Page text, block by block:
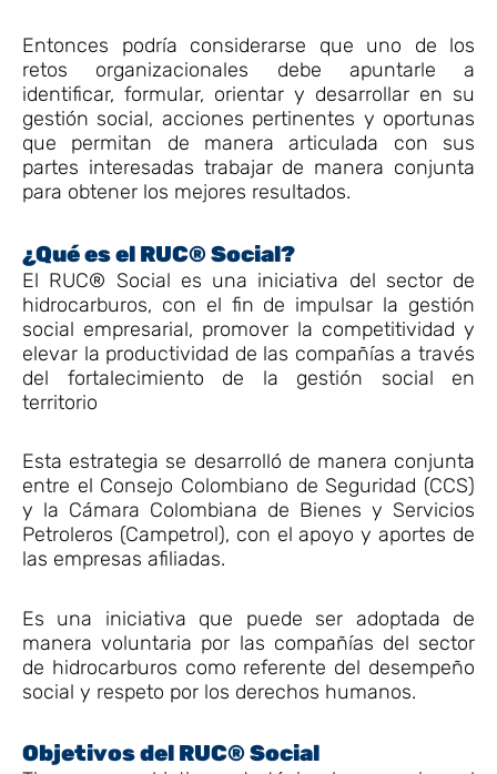
Entonces podría considerarse que uno de los
retos organizacionales debe apuntarle a
identificar, formular, orientar y desarrollar en su
gestión social, acciones pertinentes y oportunas
que permitan de manera articulada con sus
partes interesadas trabajar de manera conjunta
para obtener los mejores resultados.
¿Qué es el RUC® Social?
El RUC® Social es una iniciativa del sector de
hidrocarburos, con el fin de impulsar la gestión
social empresarial, promover la competitividad y
elevar la productividad de las compañías a través
del fortalecimiento de la gestión social en
territorio
Esta estrategia se desarrolló de manera conjunta
entre el Consejo Colombiano de Seguridad (CCS)
y la Cámara Colombiana de Bienes y Servicios
Petroleros (Campetrol), con el apoyo y aportes de
las empresas afiliadas.
Es una iniciativa que puede ser adoptada de
manera voluntaria por las compañías del sector
de hidrocarburos como referente del desempeño
social y respeto por los derechos humanos.
Objetivos del RUC® Social